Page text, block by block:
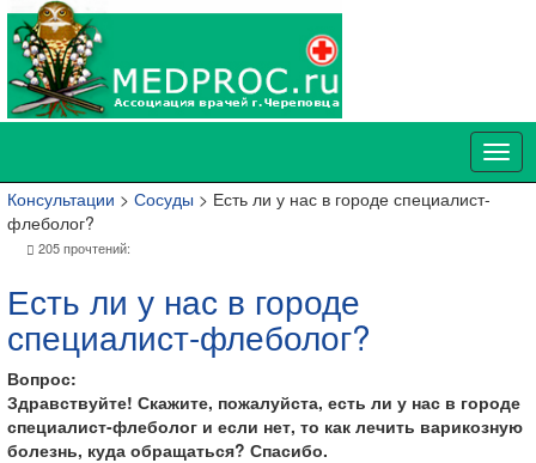
Консультации > Сосуды > Есть ли у нас в городе специалист-
флеболог?
205 прочтений:
Есть ли у нас в городе
специалист-флеболог?
Вопрос:
Здравствуйте! Скажите, пожалуйста, есть ли у нас в городе
специалист-флеболог и если нет, то как лечить варикозную
болезнь, куда обращаться? Спасибо.